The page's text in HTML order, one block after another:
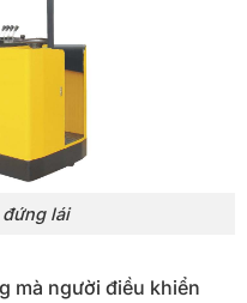
lái
mà người điều khiển